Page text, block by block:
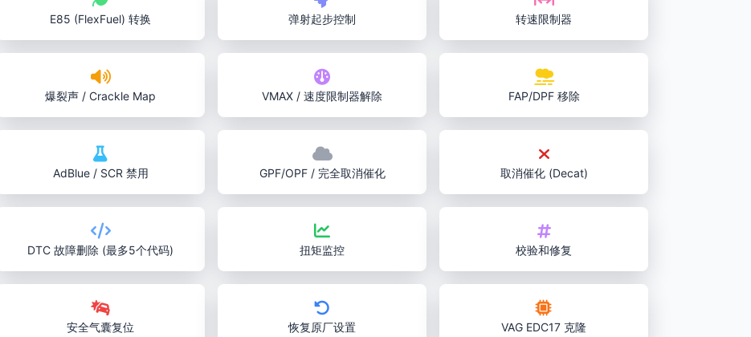
E85 (FlexFuel) 转换 弹射起步控制 转速限制器
爆裂声 / Crackle Map VMAX / 速度限制器解除 FAP/DPF 移除
AdBlue / SCR 禁用 GPF/OPF / 完全取消催化 取消催化 (Decat)
DTC 故障删除 (最多5个代码) 扭矩监控 校验和修复
安全气囊复位 恢复原厂设置 VAG EDC17 克隆